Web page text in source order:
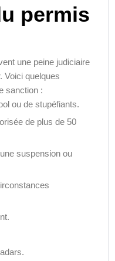
permis
une peine judiciaire
Voici quelques
sanction :
ou de stupéfiants.
de plus de 50
suspension ou